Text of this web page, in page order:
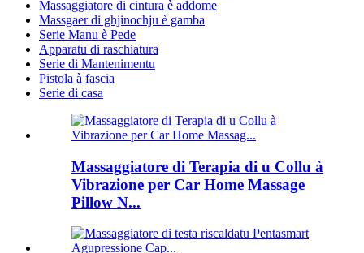
Massaggiatore di cintura è addome
Massgaer di ghjinochju è gamba
Serie Manu è Pede
Apparatu di raschiatura
Serie di Mantenimentu
Pistola à fascia
Serie di casa
Massaggiatore di Terapia di u Collu à
Vibrazione per Car Home Massage
Pillow N...